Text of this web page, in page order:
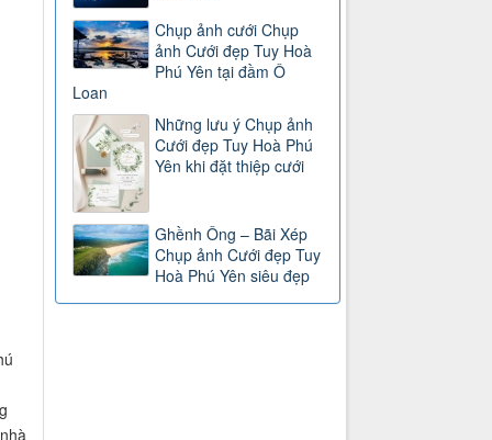
Chụp ảnh cưới Chụp
ảnh Cưới đẹp Tuy Hoà
Phú Yên tại đầm Ô
Loan
Những lưu ý Chụp ảnh
Cưới đẹp Tuy Hoà Phú
Yên khi đặt thiệp cưới
Ghềnh Ông – Bãi Xép
Chụp ảnh Cưới đẹp Tuy
Hoà Phú Yên siêu đẹp